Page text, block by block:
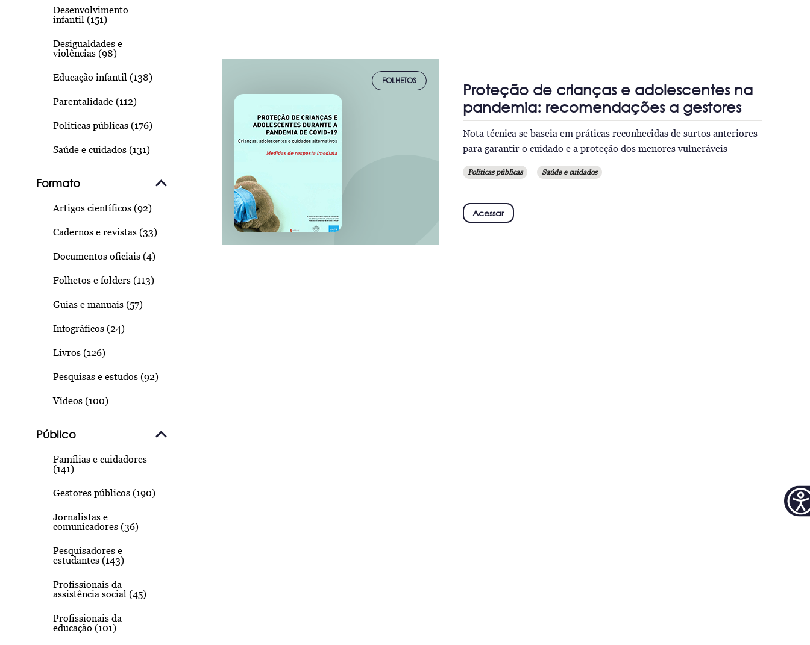
Desenvolvimento
infantil (151)
Desigualdades e
violências (98)
Educação infantil (138)
Parentalidade (112)
Políticas públicas (176)
Saúde e cuidados (131)
Formato
Artigos científicos (92)
Cadernos e revistas (33)
Documentos oficiais (4)
Folhetos e folders (113)
Guias e manuais (57)
Infográficos (24)
Livros (126)
Pesquisas e estudos (92)
Vídeos (100)
Público
Famílias e cuidadores
(141)
Gestores públicos (190)
Jornalistas e
comunicadores (36)
Pesquisadores e
estudantes (143)
Profissionais da
assistência social (45)
Profissionais da
educação (101)
FOLHETOS
Proteção de crianças e adolescentes na
pandemia: recomendações a gestores
Nota técnica se baseia em práticas reconhecidas de surtos anteriores
para garantir o cuidado e a proteção dos menores vulneráveis
Políticas públicas Saúde e cuidados
Acessar